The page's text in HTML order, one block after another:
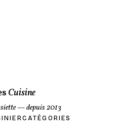
Cuisine
— depuis 2013
CATÉGORIES